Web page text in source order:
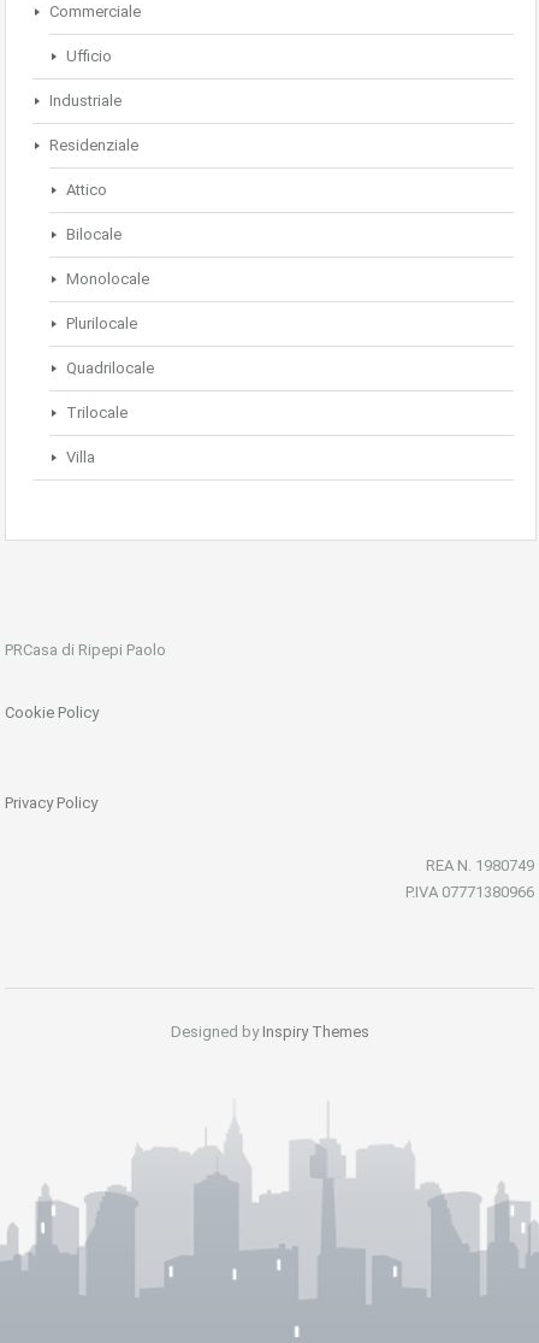
Commerciale
Ufficio
Industriale
Residenziale
Attico
Bilocale
Monolocale
Plurilocale
Quadrilocale
Trilocale
Villa
PRCasa di Ripepi Paolo
Cookie Policy
Privacy Policy
REA N. 1980749
P.IVA 07771380966
Designed by Inspiry Themes